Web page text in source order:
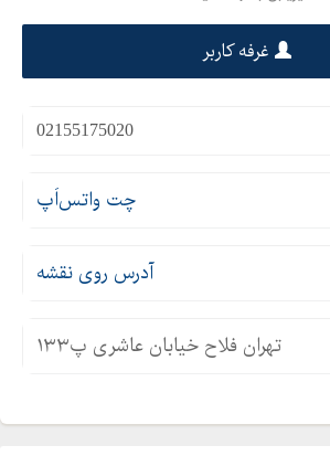
غرفه کاربر
02155175020
چت واتس‌اَپ
آدرس روی نقشه
تهران فلاح خیابان عاشری پ۱۳۳